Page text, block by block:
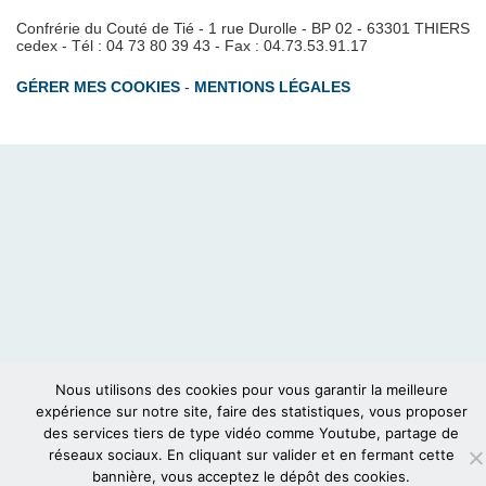
Confrérie du Couté de Tié - 1 rue Durolle - BP 02 - 63301 THIERS
cedex - Tél : 04 73 80 39 43 - Fax : 04.73.53.91.17
GÉRER MES COOKIES - MENTIONS LÉGALES
Nous utilisons des cookies pour vous garantir la meilleure
expérience sur notre site, faire des statistiques, vous proposer
des services tiers de type vidéo comme Youtube, partage de
réseaux sociaux. En cliquant sur valider et en fermant cette
bannière, vous acceptez le dépôt des cookies.